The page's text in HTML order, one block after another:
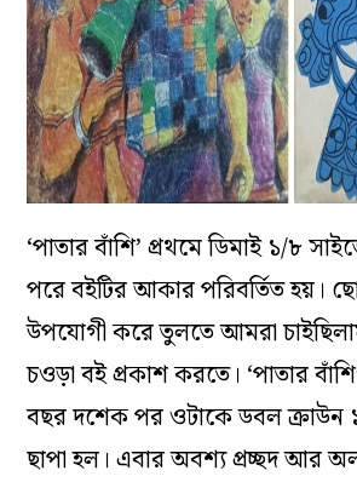
‘পাতার বাঁশি’ প্রথমে ডিমাই ১/৮
পরে বইটির আকার পরিবর্তিত হয়।
উপযোগী করে তুলতে আমরা
চওড়া বই প্রকাশ করতে। ‘পাতার
বছর দশেক পর ওটাকে ডবল ক্রাউন
ছাপা হল। এবার অবশ্য প্রচ্ছদ আর